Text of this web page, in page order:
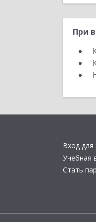
При
Вход для
Учебная
Стать